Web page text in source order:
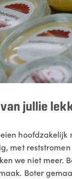
jullie
met
we niet meer.
Boter